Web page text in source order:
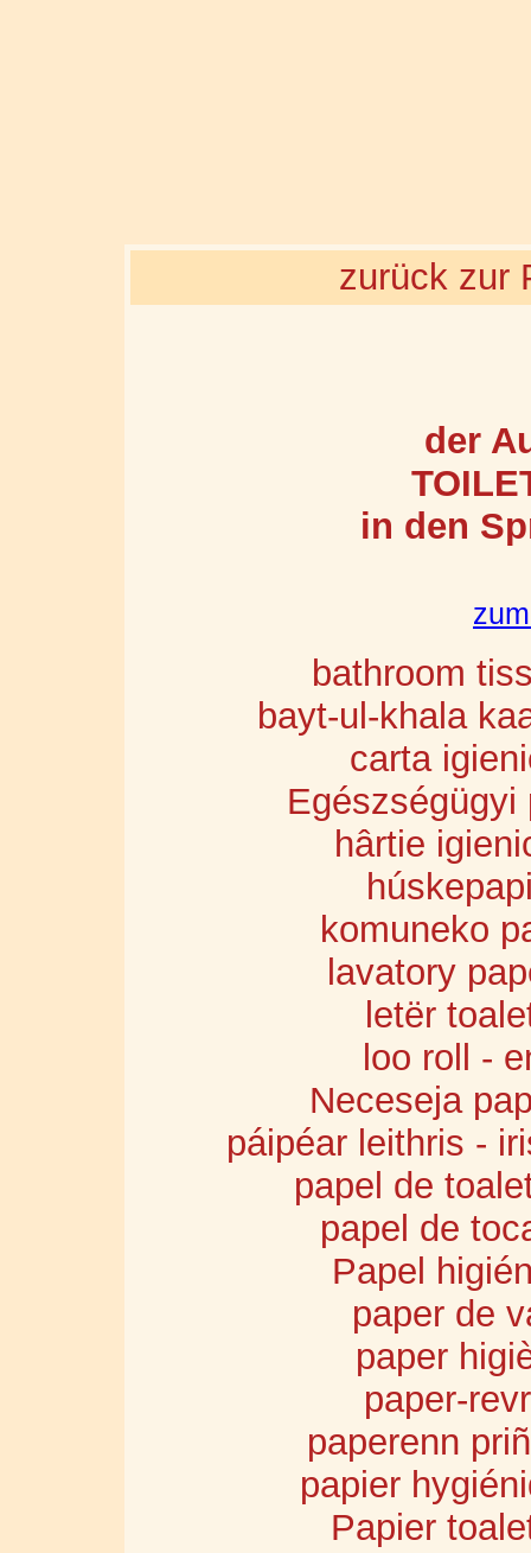
zurück zur
der
in den
bathroom
bayt-ul-khala
carta
hârtie
komuneko
lavatory
letër
loo roll -
Neceseja
páipéar leithris -
papel de
papel de
Papel
paper de
paper
paper-
paperenn
papier
Papier